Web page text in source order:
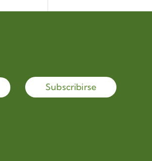
Subscribirse